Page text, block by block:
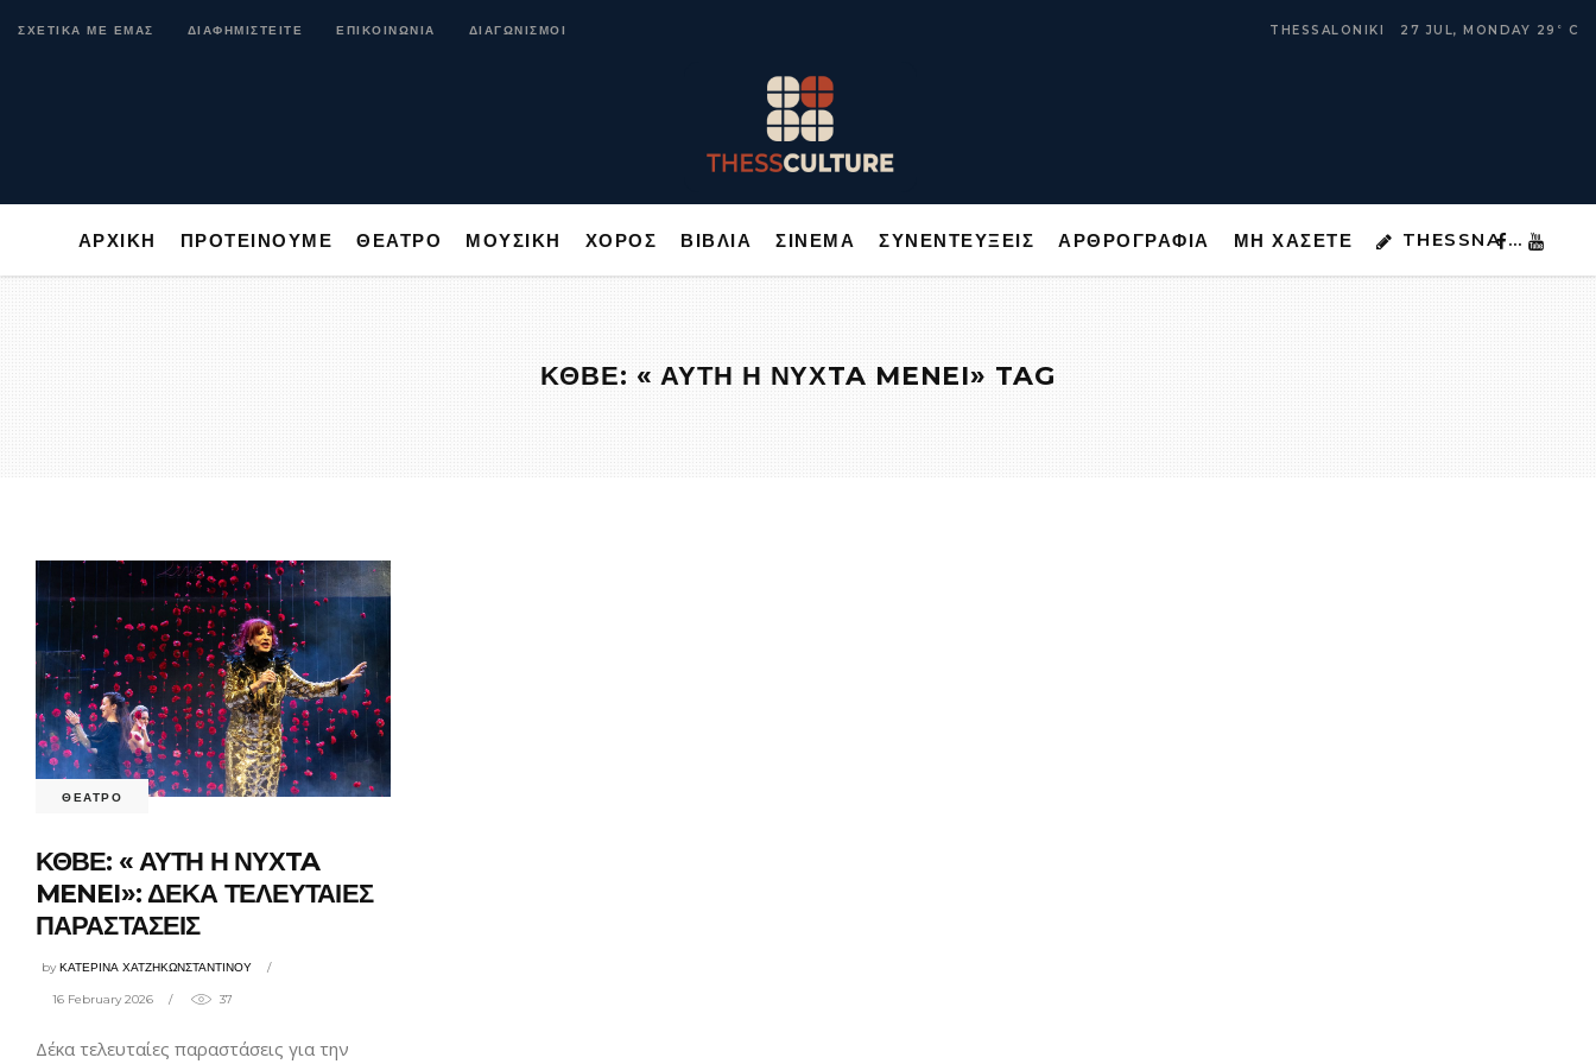
ΣΧΕΤΙΚΑ ΜΕ ΕΜΑΣ ΔΙΑΦΗΜΙΣΤΕΙΤΕ ΕΠΙΚΟΙΝΩΝΙΑ ΔΙΑΓΩΝΙΣΜΟΙ THESSALONIKI 27 JUL, MONDAY 29 ° C
ΑΡΧΙΚΗ ΠΡΟΤΕΙΝΟΥΜΕ ΘΕΑΤΡΟ ΜΟΥΣΙΚΗ ΧΟΡΟΣ ΒΙΒΛΙΑ ΣΙΝΕΜΑ ΣΥΝΕΝΤΕΥΞΕΙΣ ΑΡΘΡΟΓΡΑΦΙΑ ΜΗ ΧΑΣΕΤΕ THESSNA …
ΑΡΧΙΚΗ ΠΡΟΤΕΙΝΟΥΜΕ ΘΕΑΤΡΟ ΜΟΥΣΙΚΗ ΜΗ ΧΑΣΕΤΕ THESSNA …
ΚΘΒΕ: « ΑΥΤΗ Η ΝΥΧTA MENEI» TAG
ΘΕΑΤΡΟ
ΚΘΒΕ: « ΑΥΤΗ Η ΝΥΧTA
MENEI»: ΔΕΚΑ ΤΕΛΕΥΤΑΙΕΣ
ΠΑΡΑΣΤΑΣΕΙΣ
byΚΑΤΕΡΙΝΑ ΧΑΤΖΗΚΩΝΣΤΑΝΤΙΝΟΥ
16 February 2026 37
Δέκα τελευταίες παραστάσεις για την